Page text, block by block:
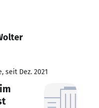
seit Dez. 2021